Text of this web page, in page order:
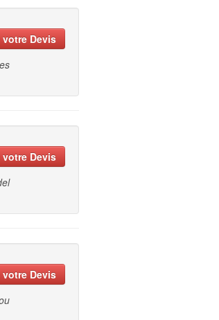
votre Devis
votre Devis
votre Devis